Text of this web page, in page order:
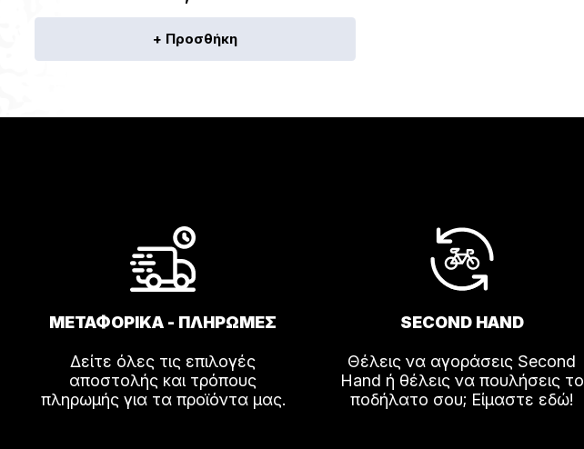
+ Προσθήκη
ΜΕΤΑΦΟΡΙΚΑ - ΠΛΗΡΩΜΕΣ
Δείτε όλες τις επιλογές
αποστολής και τρόπους
πληρωμής για τα προϊόντα μας.
SECOND HAND
Θέλεις να αγοράσεις Second
Hand ή θέλεις να πουλήσεις το
ποδήλατο σου; Είμαστε εδώ!